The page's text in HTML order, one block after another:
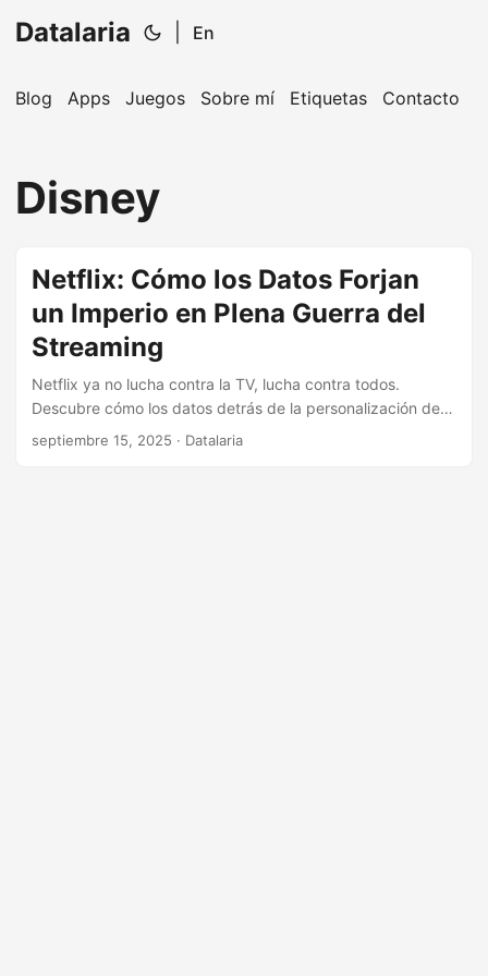
Datalaria En
Blog Apps Juegos Sobre mí Etiquetas Contacto
Disney
Netflix: Cómo los Datos Forjan
un Imperio en Plena Guerra del
Streaming
Netflix ya no lucha contra la TV, lucha contra todos.
Descubre cómo los datos detrás de la personalización de
carátulas, el fenómeno de ‘El Juego del Calamar’ o el fin de
septiembre 15, 2025 · Datalaria
¡Hola! Soy tu asistente de Operations Engineering.